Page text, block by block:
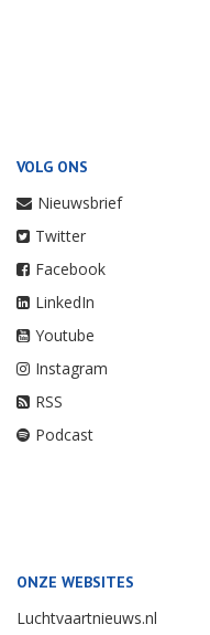
VOLG ONS
Nieuwsbrief
Twitter
Facebook
LinkedIn
Youtube
Instagram
RSS
Podcast
ONZE WEBSITES
Luchtvaartnieuws.nl